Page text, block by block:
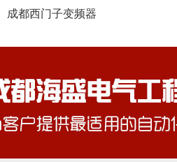
成都西门子变频器